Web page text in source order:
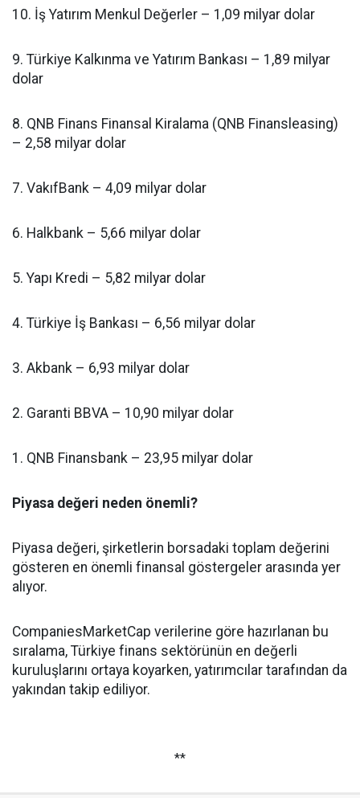
10. İş Yatırım Menkul Değerler – 1,09 milyar dolar
9. Türkiye Kalkınma ve Yatırım Bankası – 1,89 milyar
dolar
8. QNB Finans Finansal Kiralama (QNB Finansleasing)
– 2,58 milyar dolar
7. VakıfBank – 4,09 milyar dolar
6. Halkbank – 5,66 milyar dolar
5. Yapı Kredi – 5,82 milyar dolar
4. Türkiye İş Bankası – 6,56 milyar dolar
3. Akbank – 6,93 milyar dolar
2. Garanti BBVA – 10,90 milyar dolar
1. QNB Finansbank – 23,95 milyar dolar
Piyasa değeri neden önemli?
Piyasa değeri, şirketlerin borsadaki toplam değerini
gösteren en önemli finansal göstergeler arasında yer
alıyor.
CompaniesMarketCap verilerine göre hazırlanan bu
sıralama, Türkiye finans sektörünün en değerli
kuruluşlarını ortaya koyarken, yatırımcılar tarafından da
yakından takip ediliyor.
**